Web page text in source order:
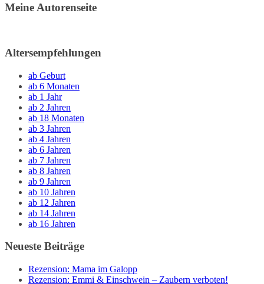
Meine Autorenseite
Altersempfehlungen
ab Geburt
ab 6 Monaten
ab 1 Jahr
ab 2 Jahren
ab 18 Monaten
ab 3 Jahren
ab 4 Jahren
ab 6 Jahren
ab 7 Jahren
ab 8 Jahren
ab 9 Jahren
ab 10 Jahren
ab 12 Jahren
ab 14 Jahren
ab 16 Jahren
Neueste Beiträge
Rezension: Mama im Galopp
Rezension: Emmi & Einschwein – Zaubern verboten!